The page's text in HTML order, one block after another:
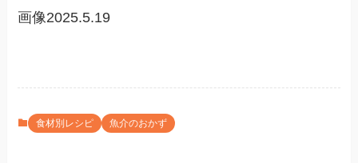
画像2025.5.19
食材別レシピ 魚介のおかず